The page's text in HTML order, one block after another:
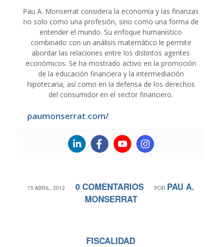
Pau A. Monserrat considera la economía y las finanzas
no solo como una profesión, sino como una forma de
entender el mundo. Su enfoque humanístico
combinado con un análisis matemático le permite
abordar las relaciones entre los distintos agentes
económicos. Se ha mostrado activo en la promoción
de la educación financiera y la intermediación
hipotecaria, así como en la defensa de los derechos
del consumidor en el sector financiero.
paumonserrat.com/
15 ABRIL, 2012
/ 0 COMENTARIOS
/ POR PAU A.
MONSERRAT
FISCALIDAD